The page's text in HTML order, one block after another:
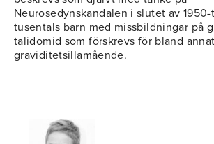
Neurosedynskandalen i slutet av
tusentals barn med missbildningar på
talidomid som förskrevs för bland annat
graviditetsillamående.